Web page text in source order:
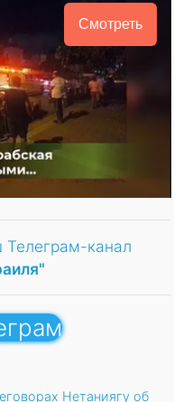
Смотреть
канал
Нетаниягу об